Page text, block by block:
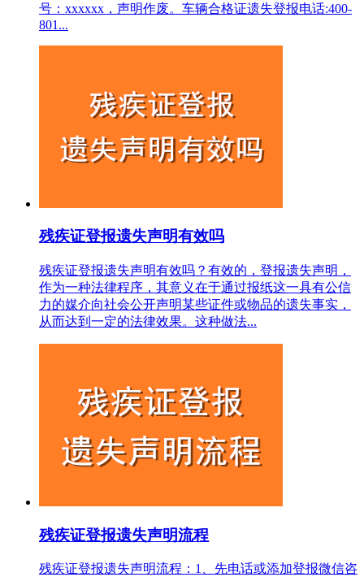
号：xxxxxx，声明作废。车辆合格证遗失登报电话:400-
801...
残疾证登报遗失声明有效吗
残疾证登报遗失声明有效吗？有效的，登报遗失声明，
作为一种法律程序，其意义在于通过报纸这一具有公信
力的媒介向社会公开声明某些证件或物品的遗失事实，
从而达到一定的法律效果。这种做法...
残疾证登报遗失声明流程
残疾证登报遗失声明流程：1、先电话或添加登报微信咨